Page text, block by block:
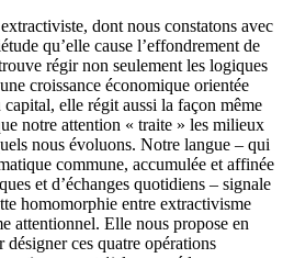
dont nous constatons avec
qu’elle cause l’effondrement de
régir non seulement les logiques
croissance économique orientée
elle régit aussi la façon même
notre attention « traite » les milieux
nous évoluons. Notre langue – qui
commune, accumulée et affinée
et d’échanges quotidiens – signale
homomorphie entre extractivisme
attentionnel. Elle nous propose en
ces quatre opérations